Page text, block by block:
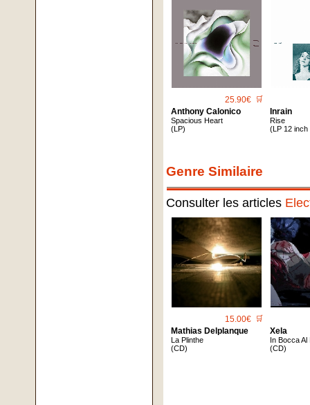
25.90€ 🛒
Anthony Calonico
Spacious Heart
(LP)
Inrain
Rise
(LP 12 inch
Genre Similaire
Consulter les articles
15.00€ 🛒
Mathias Delplanque
La Plinthe
(CD)
Xela
In Bocca Al
(CD)